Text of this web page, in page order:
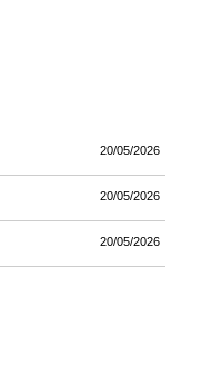
20/05/2026
20/05/2026
20/05/2026